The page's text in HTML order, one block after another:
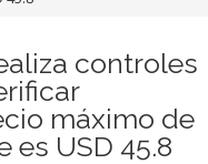
controles
máximo de
es USD 45.8